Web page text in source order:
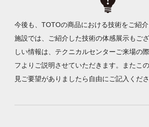
今後も、TOTOの商品における技術をご紹介
施設では、ご紹介した技術の体感展示もご
しい情報は、テクニカルセンターご来場の
フよりご説明させていただきます。またこ
見ご要望がありましたら自由にご記入くださ